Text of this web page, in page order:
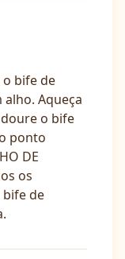
o bife de
Aqueça
o bife
ponto
DE
os
bife de